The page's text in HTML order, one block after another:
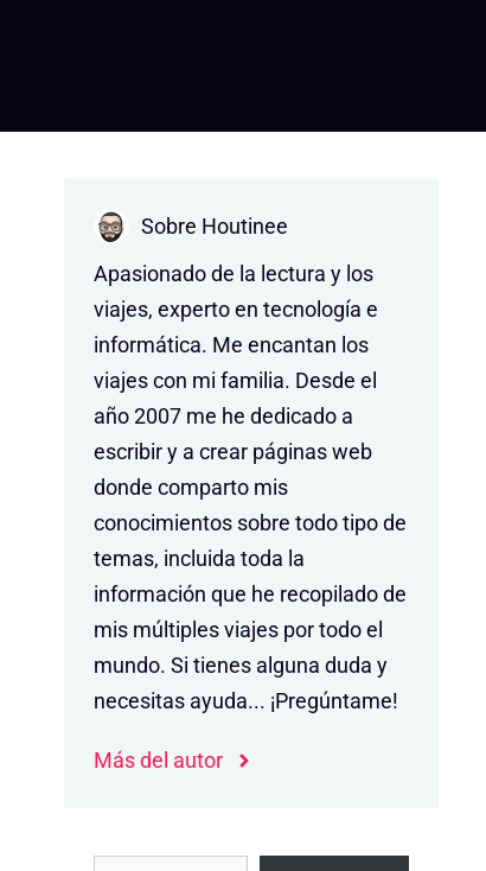
Sobre Houtinee
Apasionado de la lectura y los
viajes, experto en tecnología e
informática. Me encantan los
viajes con mi familia. Desde el
año 2007 me he dedicado a
escribir y a crear páginas web
donde comparto mis
conocimientos sobre todo tipo de
temas, incluida toda la
información que he recopilado de
mis múltiples viajes por todo el
mundo. Si tienes alguna duda y
necesitas ayuda... ¡Pregúntame!
Más del autor
Escribe tu correo electrónico…